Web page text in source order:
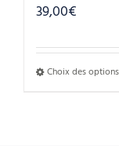
39,00€
Choix des options